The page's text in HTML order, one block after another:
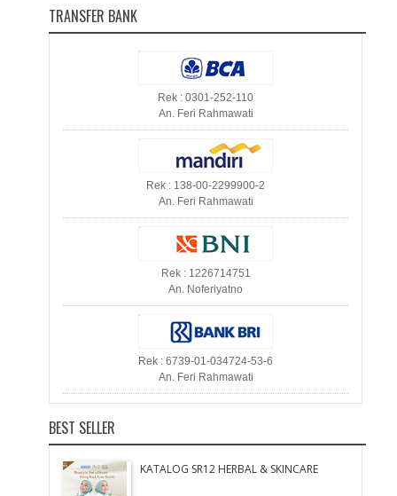
TRANSFER BANK
Rek : 0301-252-110
An. Feri Rahmawati
Rek : 138-00-2299900-2
An. Feri Rahmawati
Rek : 1226714751
An. Noferiyatno
Rek : 6739-01-034724-53-6
An. Feri Rahmawati
BEST SELLER
KATALOG SR12 HERBAL & SKINCARE